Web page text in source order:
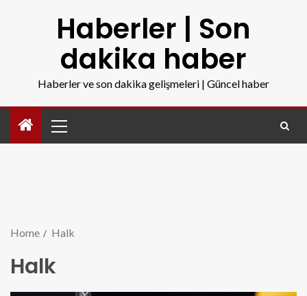
Haberler | Son
dakika haber
Haberler ve son dakika gelişmeleri | Güncel haber
Home Halk
Halk